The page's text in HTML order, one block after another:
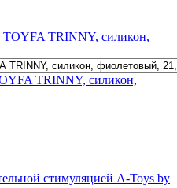
TRINNY, силикон,